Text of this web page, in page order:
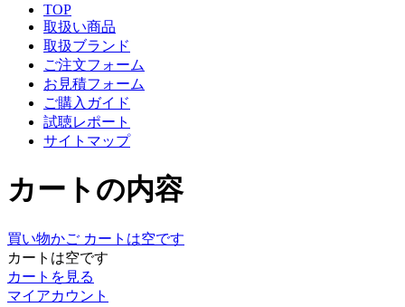
TOP
取扱い商品
取扱ブランド
ご注文フォーム
お見積フォーム
ご購入ガイド
試聴レポート
サイトマップ
カートの内容
買い物かご カートは空です
カートは空です
カートを見る
マイアカウント